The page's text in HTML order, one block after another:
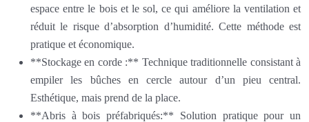
espace entre le bois et le sol, ce qui améliore la ventilation et
réduit le risque d’absorption d’humidité. Cette méthode est
pratique et économique.
**Stockage en corde :** Technique traditionnelle consistant à
empiler les bûches en cercle autour d’un pieu central.
Esthétique, mais prend de la place.
**Abris à bois préfabriqués:** Solution pratique pour un